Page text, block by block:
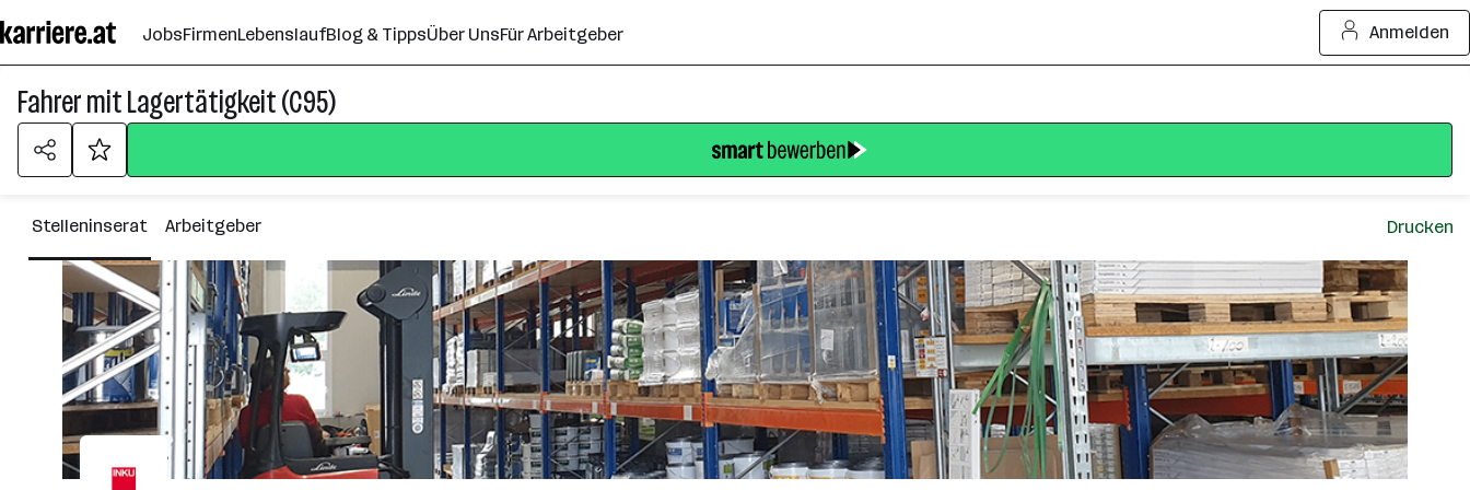
Seiteninhalt
springen
JobsFirmenLebenslaufBlog & TippsÜber UnsFür Arbeitgeber Anmelden
Fahrer mit Lagertätigkeit (C95)
Stelleninserat Arbeitgeber Drucken